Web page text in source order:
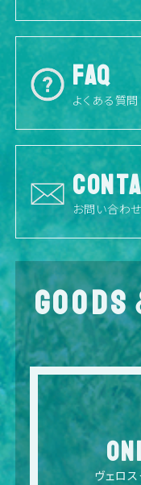
FAQ
よくある質問
お問い合わせ
ヴェロ